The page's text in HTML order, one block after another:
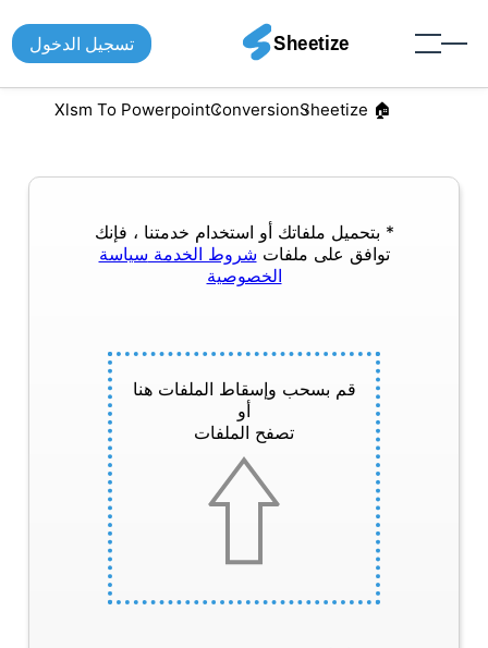
تسجيل الدخول
🏠︎ Sheetize
Conversion
Xlsm To Powerpoint
* بتحميل ملفاتك أو استخدام خدمتنا ، فإنك
توافق على ملفات شروط الخدمة سياسة
الخصوصية
قم بسحب وإسقاط الملفات هنا
أو
تصفح الملفات